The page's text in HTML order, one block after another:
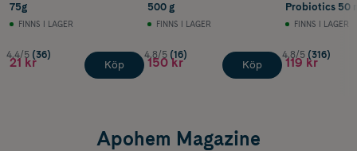
75g
FINNS I LAGER
4.4/5 (36)
21 kr Köp
500 g
FINNS I LAGER
4.8/5 (16)
150 kr Köp
Probiotics 50
FINNS I LAGER
4.8/5 (316)
119 kr
Apohem Magazine